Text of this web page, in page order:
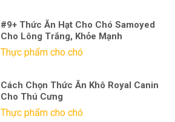
#9+ Thức Ăn Hạt Cho Chó Samoyed
Cho Lông Trắng, Khỏe Mạnh
Thực phẩm cho chó
Cách Chọn Thức Ăn Khô Royal Canin
Cho Thú Cưng
Thực phẩm cho chó